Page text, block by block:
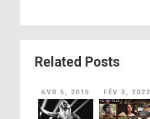
Related Posts
AVR 5, 2015 FÉV 3, 2022